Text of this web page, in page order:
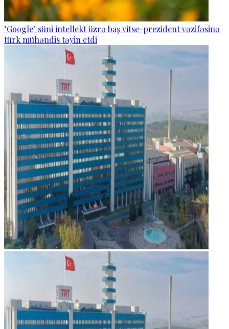
"Google" süni intellekt üzrə baş vitse-prezident vəzifəsinə
türk mühəndis təyin etdi